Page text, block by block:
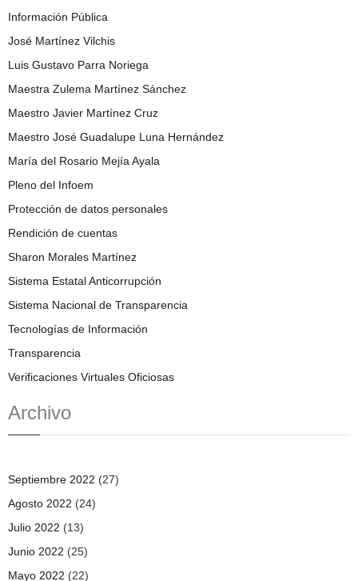
Información Pública
José Martínez Vilchis
Luis Gustavo Parra Noriega
Maestra Zulema Martínez Sánchez
Maestro Javier Martínez Cruz
Maestro José Guadalupe Luna Hernández
María del Rosario Mejía Ayala
Pleno del Infoem
Protección de datos personales
Rendición de cuentas
Sharon Morales Martínez
Sistema Estatal Anticorrupción
Sistema Nacional de Transparencia
Tecnologías de Información
Transparencia
Verificaciones Virtuales Oficiosas
Archivo
Septiembre 2022 (27)
Agosto 2022 (24)
Julio 2022 (13)
Junio 2022 (25)
Mayo 2022 (22)